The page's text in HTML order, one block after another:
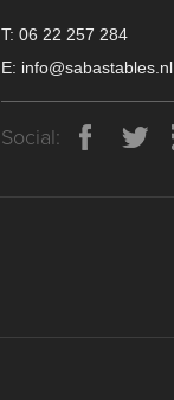
T: 06 22 257 284
E: info@sabastables.nl
Social: